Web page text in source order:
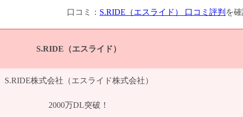
口コミ： S.RIDE（エスライド） 口コミ評判 を
S.RIDE（エスライド）
S.RIDE株式会社（エスライド株式会社）
2000万DL突破！